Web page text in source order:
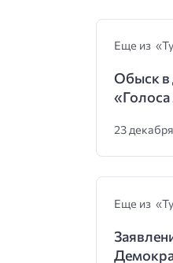
Еще из
Обыск в
23 декабря
Еще из